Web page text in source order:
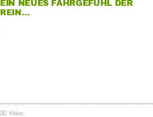
EIN NEUES FAHRGEFÜHL DER
REIN…